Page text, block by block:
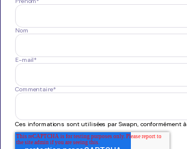
Nom
E-mail*
Commentaire*
Ces informations sont utilisées par Swapn, conformément à